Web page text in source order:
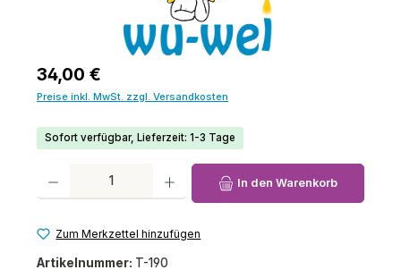
Regulärer Preis:
34,00 €
Preise inkl. MwSt. zzgl. Versandkosten
Sofort verfügbar, Lieferzeit: 1-3 Tage
Produkt Anzahl: Gib den gewünschten Wert ein oder benutze die
In den Warenkorb
Zum Merkzettel hinzufügen
Artikelnummer: T-190